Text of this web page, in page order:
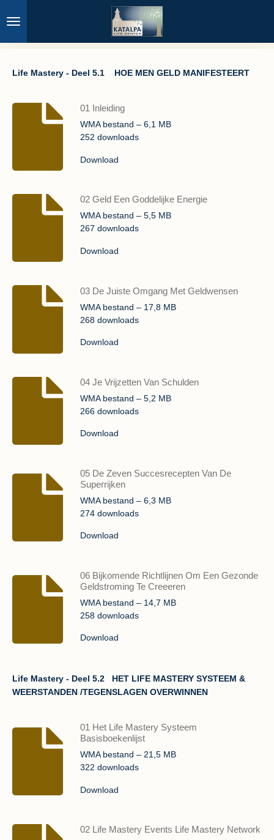
direct
Life Mastery - Deel 5.1 HOE MEN GELD MANIFESTEERT
01 Inleiding
WMA bestand – 6,1 MB
252 downloads
Download
02 Geld Een Goddelijke Energie
WMA bestand – 5,5 MB
267 downloads
Download
03 De Juiste Omgang Met Geldwensen
WMA bestand – 17,8 MB
268 downloads
Download
04 Je Vrijzetten Van Schulden
WMA bestand – 5,2 MB
266 downloads
Download
05 De Zeven Succesrecepten Van De
Superrijken
WMA bestand – 6,3 MB
274 downloads
Download
06 Bijkomende Richtlijnen Om Een Gezonde
Geldstroming Te Creeeren
WMA bestand – 14,7 MB
258 downloads
Download
Life Mastery - Deel 5.2 HET LIFE MASTERY SYSTEEM &
WEERSTANDEN /TEGENSLAGEN OVERWINNEN
01 Het Life Mastery Systeem
Basisboekenlijst
WMA bestand – 21,5 MB
322 downloads
Download
02 Life Mastery Events Life Mastery Network